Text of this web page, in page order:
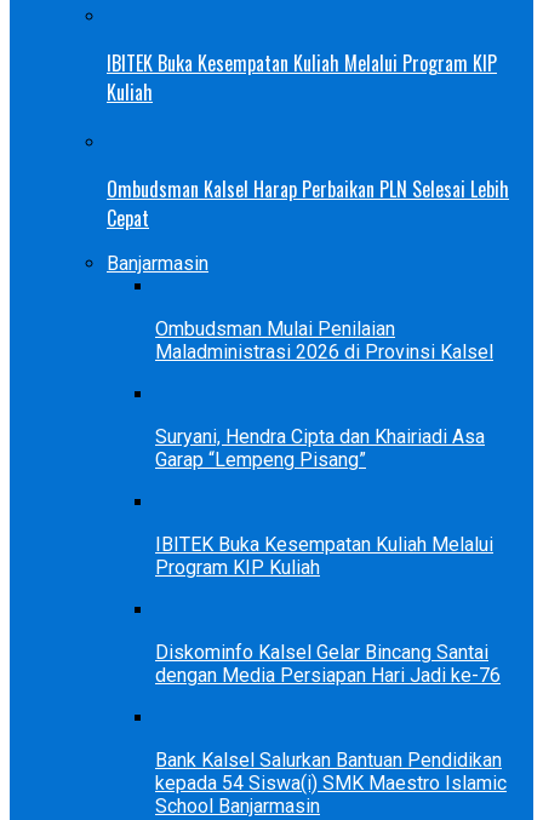
IBITEK Buka Kesempatan Kuliah Melalui Program KIP
Kuliah
Ombudsman Kalsel Harap Perbaikan PLN Selesai Lebih
Cepat
Banjarmasin
Ombudsman Mulai Penilaian
Maladministrasi 2026 di Provinsi Kalsel
Suryani, Hendra Cipta dan Khairiadi Asa
Garap “Lempeng Pisang”
IBITEK Buka Kesempatan Kuliah Melalui
Program KIP Kuliah
Diskominfo Kalsel Gelar Bincang Santai
dengan Media Persiapan Hari Jadi ke-76
Bank Kalsel Salurkan Bantuan Pendidikan
kepada 54 Siswa(i) SMK Maestro Islamic
School Banjarmasin